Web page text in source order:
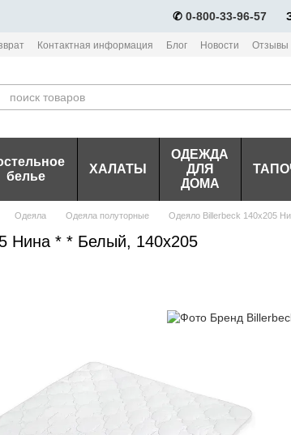
✆ 0-800-33-96-57
Контактная информация Блог Новости
Отзывы
приложения Edem-Textile
белье
ХАЛАТЫ
ОДЕЖДА
ДЛЯ
ДОМА
Одеяла Одеяла полуторные Одеяло Billerbeck 140х205
Нина * * Белый, 140х205